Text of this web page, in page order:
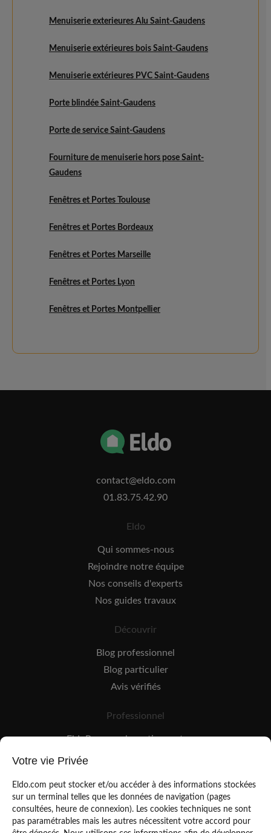
Menuiserie exterieures Alu Saint-Gaudens
Menuiserie extérieures bois Saint-Gaudens
Menuiserie extérieures PVC Saint-Gaudens
Porte blindée Saint-Gaudens
Porte de service Saint-Gaudens
Fourniture de menuiserie hors pose Saint-
Gaudens
Fenêtres et Portes Toulouse
Fenêtres et Portes Bordeaux
Fenêtres et Portes Marseille
Fenêtres et Portes Lyon
Fenêtres et Portes Montpellier
contact@eldo.com
01.83.75.42.90
Eldo
Qui sommes-nous
Rejoindre notre équipe
Nos conseils d'experts
Nos guides travaux
Découvrir
Blog professionnel
Blog particulier
Avis vérifiés
Professionnel
EldoPro pour les artisans et pros
EldoNetwork pour les réseaux, marques et industriels
Votre vie Privée
Eldo.com peut stocker et/ou accéder à des informations stockées
sur un terminal telles que les données de navigation (pages
consultées, heure de connexion). Les cookies techniques ne sont
pas paramétrables mais les autres nécessitent votre accord pour